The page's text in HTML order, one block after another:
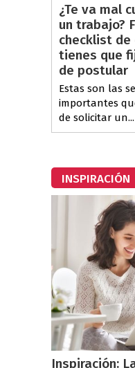
¿Te va mal
un trabajo?
checklist de
tienes que
de postular
Estas son las
importantes
de solicitar un...
INSPIRACIÓN
Inspiración: